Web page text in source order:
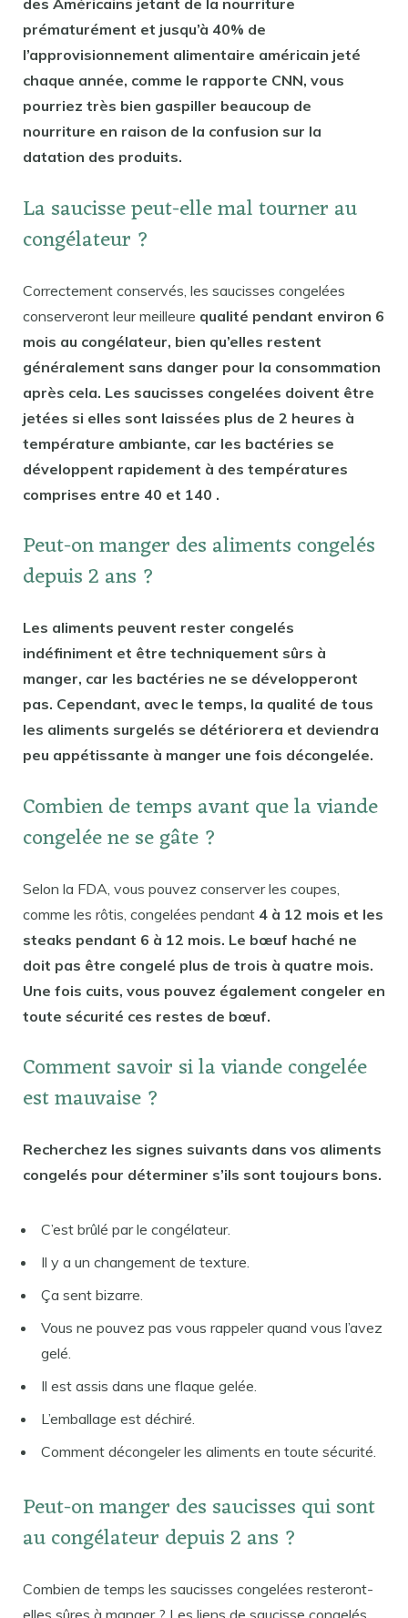
des Américains jetant de la nourriture
prématurément et jusqu’à 40% de
l’approvisionnement alimentaire américain jeté
chaque année, comme le rapporte CNN, vous
pourriez très bien gaspiller beaucoup de
nourriture en raison de la confusion sur la
datation des produits.
La saucisse peut-elle mal tourner au
congélateur ?
Correctement conservés, les saucisses congelées
conserveront leur meilleure qualité pendant environ 6
mois au congélateur, bien qu’elles restent
généralement sans danger pour la consommation
après cela. Les saucisses congelées doivent être
jetées si elles sont laissées plus de 2 heures à
température ambiante, car les bactéries se
développent rapidement à des températures
comprises entre 40 et 140 .
Peut-on manger des aliments congelés
depuis 2 ans ?
Les aliments peuvent rester congelés
indéfiniment et être techniquement sûrs à
manger, car les bactéries ne se développeront
pas. Cependant, avec le temps, la qualité de tous
les aliments surgelés se détériorera et deviendra
peu appétissante à manger une fois décongelée.
Combien de temps avant que la viande
congelée ne se gâte ?
Selon la FDA, vous pouvez conserver les coupes,
comme les rôtis, congelées pendant 4 à 12 mois et les
steaks pendant 6 à 12 mois. Le bœuf haché ne
doit pas être congelé plus de trois à quatre mois.
Une fois cuits, vous pouvez également congeler en
toute sécurité ces restes de bœuf.
Comment savoir si la viande congelée
est mauvaise ?
Recherchez les signes suivants dans vos aliments
congelés pour déterminer s’ils sont toujours bons.
C’est brûlé par le congélateur.
Il y a un changement de texture.
Ça sent bizarre.
Vous ne pouvez pas vous rappeler quand vous l’avez
gelé.
Il est assis dans une flaque gelée.
L’emballage est déchiré.
Comment décongeler les aliments en toute sécurité.
Peut-on manger des saucisses qui sont
au congélateur depuis 2 ans ?
Combien de temps les saucisses congelées resteront-